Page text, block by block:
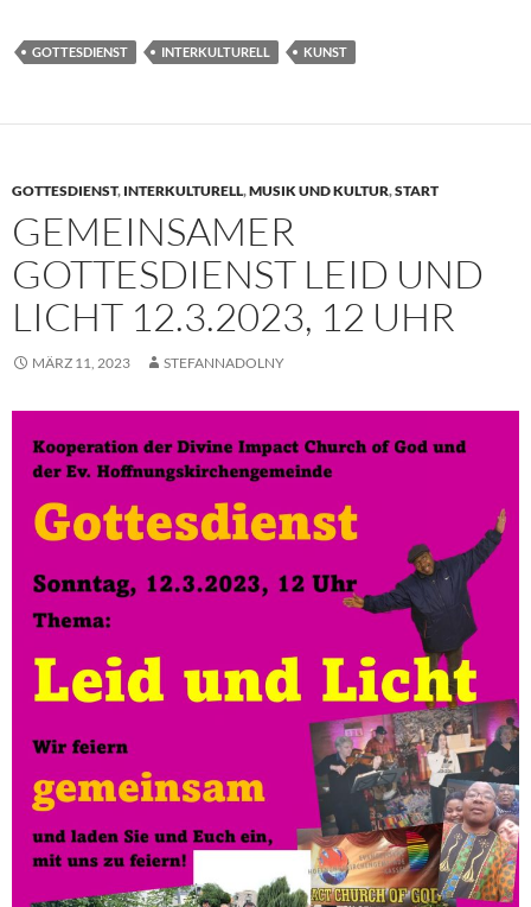
GOTTESDIENST INTERKULTURELL KUNST
GOTTESDIENST, INTERKULTURELL,MUSIK UND KULTUR,START
GEMEINSAMER
GOTTESDIENST LEID UND
LICHT 12.3.2023, 12 UHR
MÄRZ 11, 2023 STEFANNADOLNY